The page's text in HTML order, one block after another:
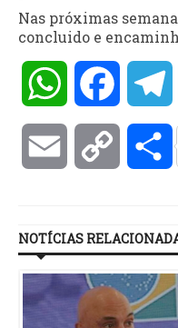
Nas próximas
concluido e
WhatsApp
Email Copy
NOTÍCIAS